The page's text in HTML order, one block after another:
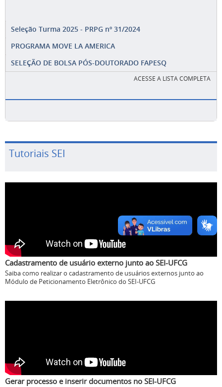
Seleção Turma 2025 - PRPG nº 31/2024
PROGRAMA MOVE LA AMERICA
SELEÇÃO DE BOLSA PÓS-DOUTORADO FAPESQ
ACESSE A LISTA COMPLETA
Tutoriais SEI
Cadastramento de usuário externo junto ao SEI-UFCG
Saiba como realizar o cadastramento de usuários externos junto ao
Módulo de Peticionamento Eletrônico do SEI-UFCG
Gerar processo e inserir documentos no SEI-UFCG